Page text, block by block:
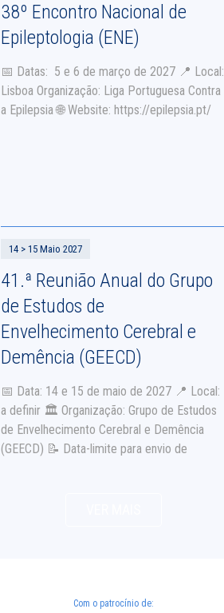
38º Encontro Nacional de
Epileptologia (ENE)
📅 Datas: 5 e 6 de março de 2027 📍 Local:
Lisboa Organização: Liga Portuguesa Contra
a Epilepsia 🌐 Website: https://epilepsia.pt/
14 > 15 Maio 2027
41.ª Reunião Anual do Grupo
de Estudos de
Envelhecimento Cerebral e
Demência (GEECD)
📅 Data: 14 e 15 de maio de 2027 📍 Local:
a definir 🏛 Organização: Grupo de Estudos
de Envelhecimento Cerebral e Demência
(GEECD) 📝 Data-limite para envio de
Com o patrocínio de: